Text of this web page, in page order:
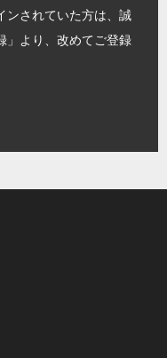
ンされていた方は、誠
」より、改めてご登録